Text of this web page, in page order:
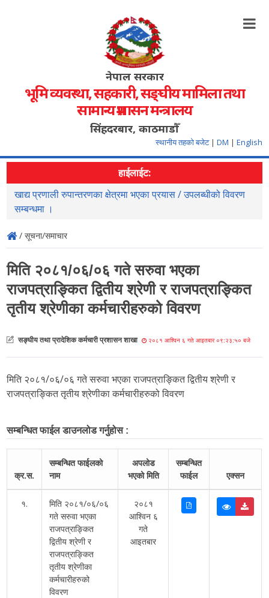
नेपाल सरकार
भूमि व्यवस्था, सहकारी, सङ्‍घीय मामिला तथा
सामान्य प्रशासन मन्त्रालय
सिंहदरबार, काठमाडौँ
स्थानीय तहको बजेट | DM | English
हाईलाईट:
खाद्य प्रणाली रुपान्तरणका क्षेत्रमा भएका प्रयास / उपलब्धीको विवरण
सम्बन्धमा ।
/ सूचना/समाचार
मिति २०८१/०६/०६ गते सरुवा भएका
राजपत्राङ्कित द्वितीय श्रेणी र राजपत्राङ्कित
तृतीय श्रेणीका कर्मचारीहरुको विवरण
सङ्घीय तथा प्रादेशिक कर्मचारी प्रशासन शाखा २०८१ आश्विन ६ गते आइतबार ०९:२३:५० बजे
मिति २०८१/०६/०६ गते सरुवा भएका राजपत्राङ्कित द्वितीय श्रेणी र
राजपत्राङ्कित तृतीय श्रेणीका कर्मचारीहरुको विवरण
सम्बन्धित फाईल डाउनलोड गर्नुहोस :
क्र.स.
सम्बन्धित फाईलको
नाम
अपलोड
भएको मिति
सम्बन्धित
फाईल
एक्सन
१.
मिति २०८१/०६/०६
गते सरुवा भएका
राजपत्राङ्कित
द्वितीय श्रेणी र
राजपत्राङ्कित
तृतीय श्रेणीका
कर्मचारीहरुको
विवरण
२०८१
आश्विन ६
गते
आइतबार